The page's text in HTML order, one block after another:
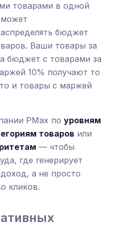
товарами в одной
может
бюджет
Ваши товары за
бюджет с товарами за
10% получают то
и товары с маржей
PMax по уровням
товаров или
— чтобы
где генерирует
а не просто
кликов.